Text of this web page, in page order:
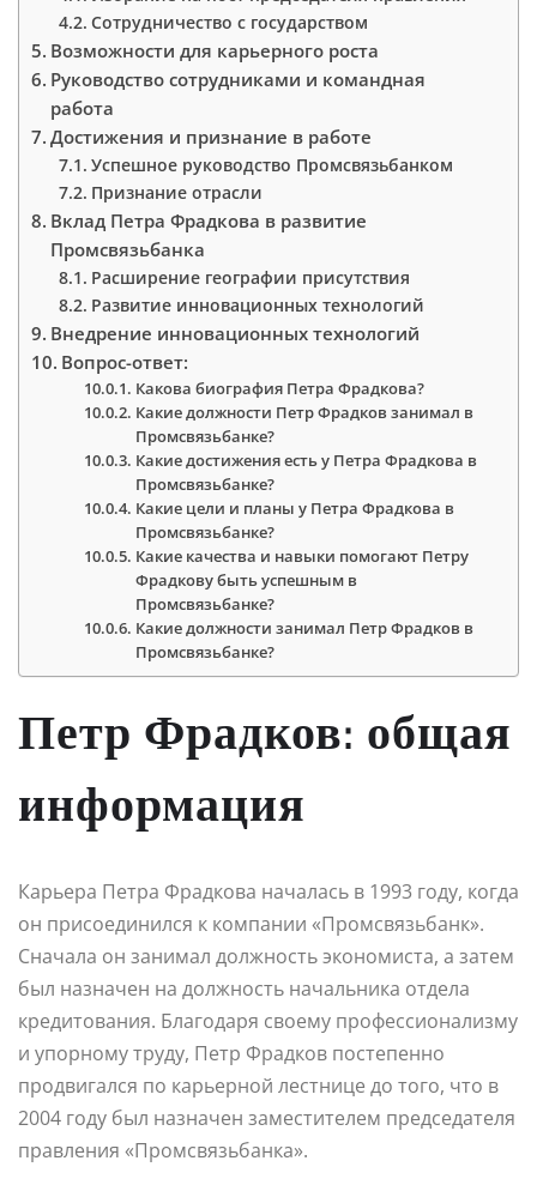
Сотрудничество с государством
Возможности для карьерного роста
Руководство сотрудниками и командная
работа
Достижения и признание в работе
Успешное руководство Промсвязьбанком
Признание отрасли
Вклад Петра Фрадкова в развитие
Промсвязьбанка
Расширение географии присутствия
Развитие инновационных технологий
Внедрение инновационных технологий
Вопрос-ответ:
Какова биография Петра Фрадкова?
Какие должности Петр Фрадков занимал в
Промсвязьбанке?
Какие достижения есть у Петра Фрадкова в
Промсвязьбанке?
Какие цели и планы у Петра Фрадкова в
Промсвязьбанке?
Какие качества и навыки помогают Петру
Фрадкову быть успешным в
Промсвязьбанке?
Какие должности занимал Петр Фрадков в
Промсвязьбанке?
Петр Фрадков: общая
информация
Карьера Петра Фрадкова началась в 1993 году, когда
он присоединился к компании «Промсвязьбанк».
Сначала он занимал должность экономиста, а затем
был назначен на должность начальника отдела
кредитования. Благодаря своему профессионализму
и упорному труду, Петр Фрадков постепенно
продвигался по карьерной лестнице до того, что в
2004 году был назначен заместителем председателя
правления «Промсвязьбанка».